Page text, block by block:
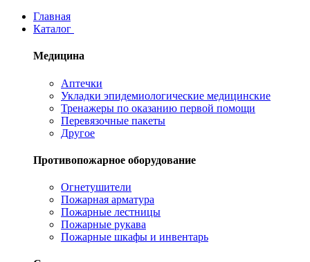
Главная
Каталог
Медицина
Аптечки
Укладки эпидемиологические медицинские
Тренажеры по оказанию первой помощи
Перевязочные пакеты
Другое
Противопожарное оборудование
Огнетушители
Пожарная арматура
Пожарные лестницы
Пожарные рукава
Пожарные шкафы и инвентарь